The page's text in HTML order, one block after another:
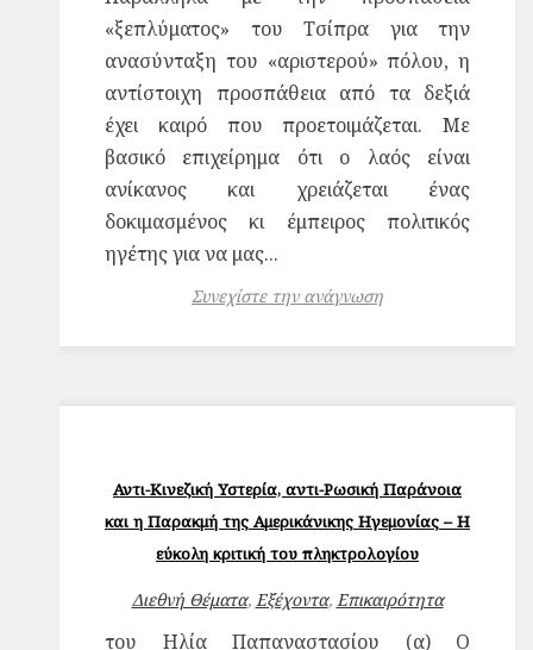
«ξεπλύματος» του Τσίπρα για την
ανασύνταξη του «αριστερού» πόλου, η
αντίστοιχη προσπάθεια από τα δεξιά
έχει καιρό που προετοιμάζεται. Με
βασικό επιχείρημα ότι ο λαός είναι
ανίκανος και χρειάζεται ένας
δοκιμασμένος κι έμπειρος πολιτικός
ηγέτης για να μας...
Συνεχίστε την ανάγνωση
Αντι-Κινεζική Υστερία, αντι-Ρωσική Παράνοια
και η Παρακμή της Αμερικάνικης Ηγεμονίας – H
εύκολη κριτική του πληκτρολογίου
Διεθνή Θέματα, Εξέχοντα, Επικαιρότητα
του Ηλία Παπαναστασίου (α) Ο